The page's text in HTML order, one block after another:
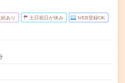
あり 土日祝日が休み WEB登録OK